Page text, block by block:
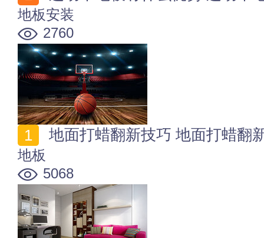
地板安装
2760
地面打蜡翻新技巧 地面打蜡翻
地板
5068